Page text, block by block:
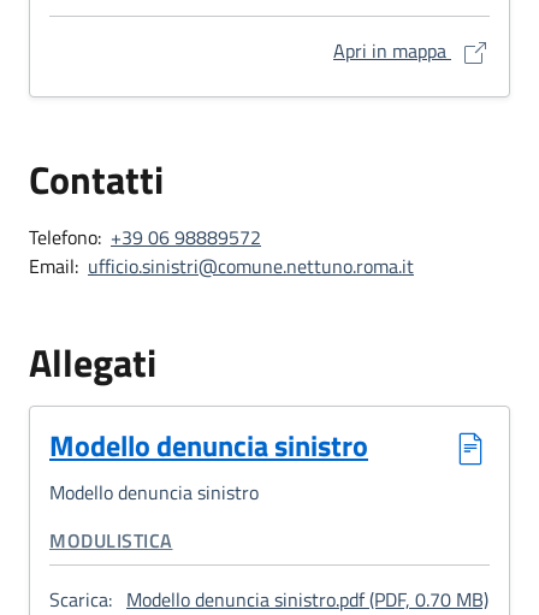
Apri in mappa Palazzo
Contatti
Telefono: +39 06 98889572
Email: ufficio.sinistri@comune.nettuno.roma.it
Allegati
Modello denuncia sinistro
Modello denuncia sinistro
CATEGORIA CORRELATA:
MODULISTICA
Scarica: Modello denuncia sinistro.pdf (PDF, 0.70 MB):